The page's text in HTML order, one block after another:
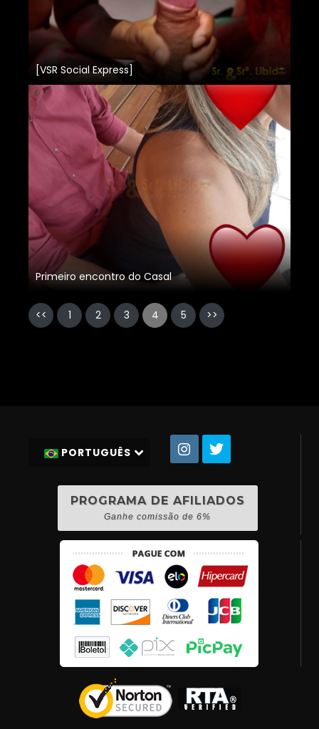
[VSR Social Express]
Primeiro encontro do Casal
<< 1 2 3 4 5 >>
PORTUGUÊS
PROGRAMA DE AFILIADOS
Ganhe comissão de 6%